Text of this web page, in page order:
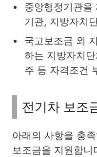
중앙행정기관을
기관, 지방자치
국고보조금 외
하는 지방자치
주 등 자격조건
전기차 보조
아래의 사항을 충
보조금을 지원합니